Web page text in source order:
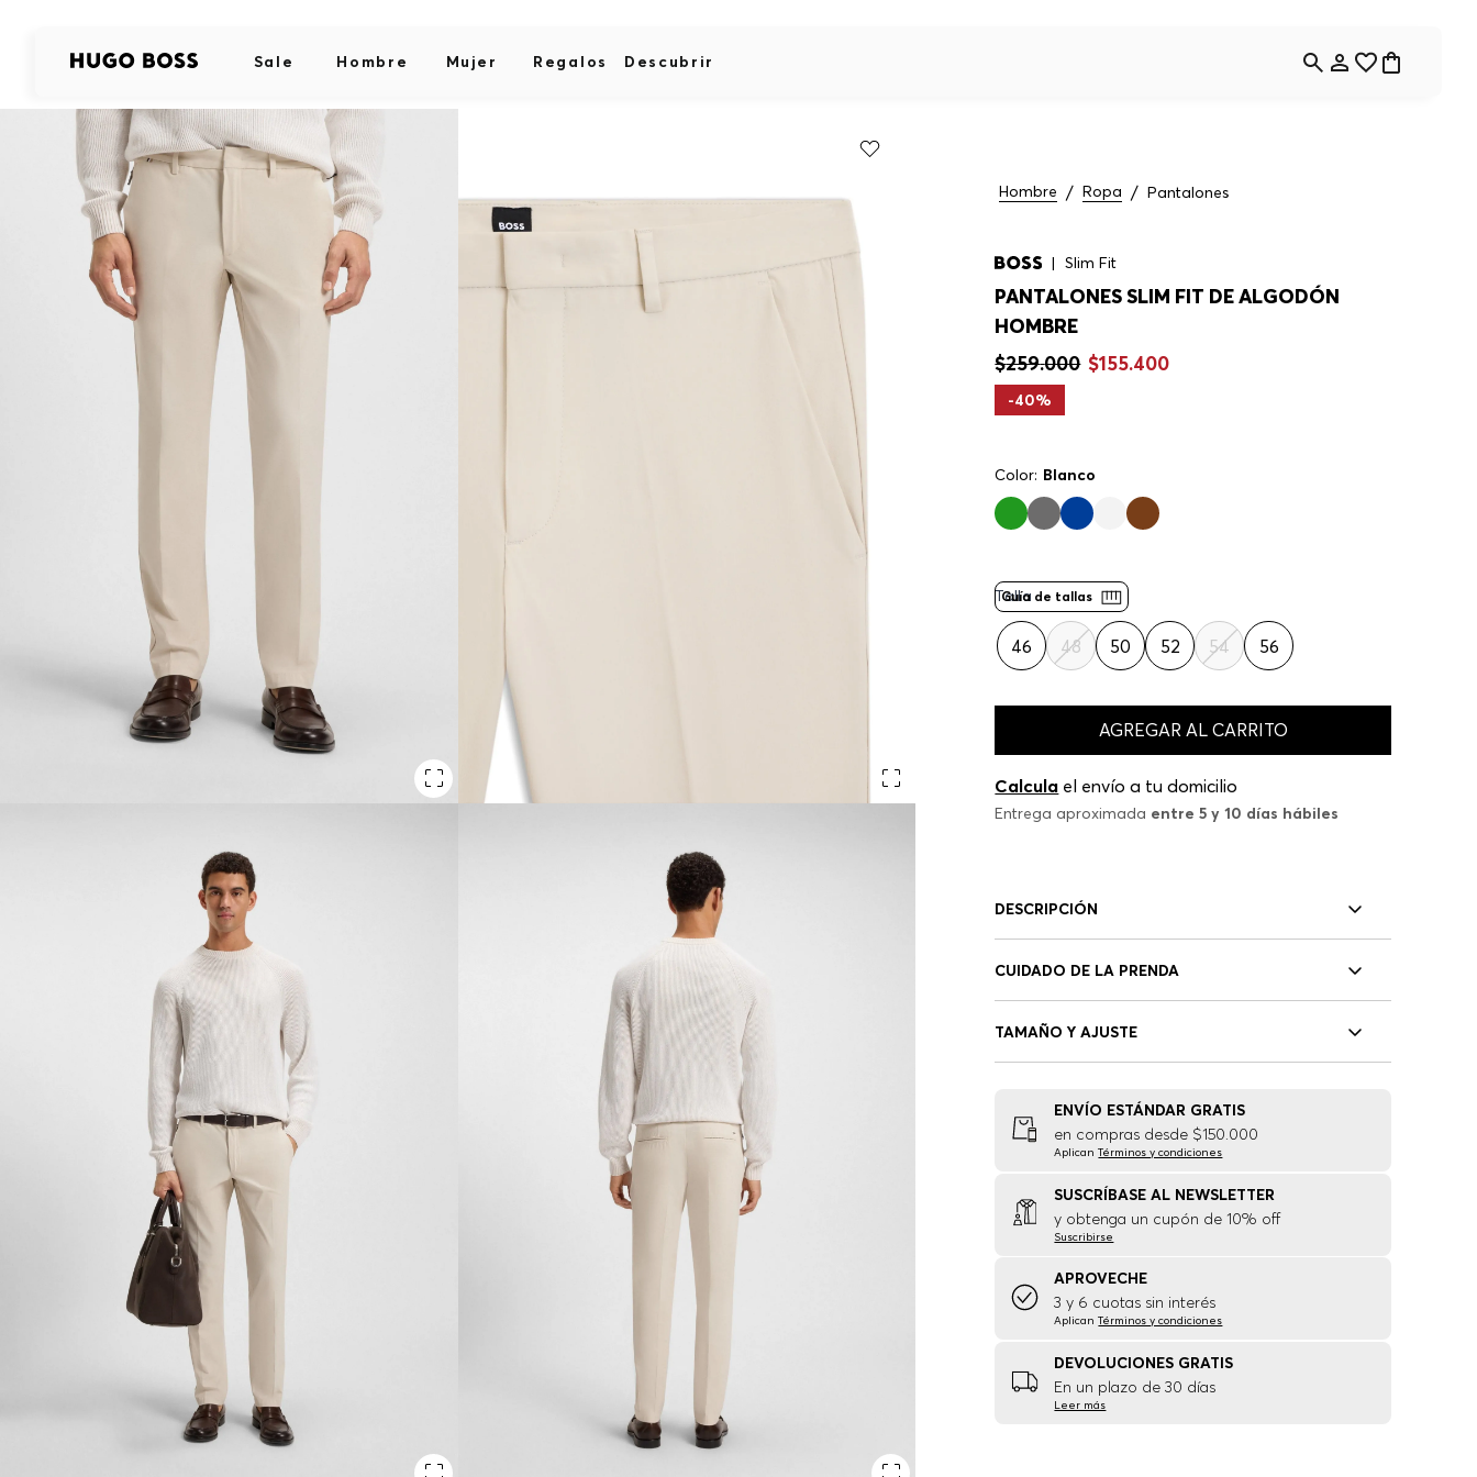
Sale Hombre Mujer Regalos Descubrir
Hombre Ropa Pantalones
Slim Fit
PANTALONES SLIM FIT DE ALGODÓN
HOMBRE
$259.000 $155.400
-40%
Color: Blanco
Guía de tallas
Talla
46 48 50 52 54 56
AGREGAR AL CARRITO
Calcula el envío a tu domicilio
Entrega aproximada entre 5 y 10 días hábiles
DESCRIPCIÓN
CUIDADO DE LA PRENDA
TAMAÑO Y AJUSTE
ENVÍO ESTÁNDAR GRATIS
en compras desde $150.000
AplicanTérminos y condiciones
SUSCRÍBASE AL NEWSLETTER
y obtenga un cupón de 10% off
Suscribirse
APROVECHE
3 y 6 cuotas sin interés
AplicanTérminos y condiciones
DEVOLUCIONES GRATIS
En un plazo de 30 días
Leer más